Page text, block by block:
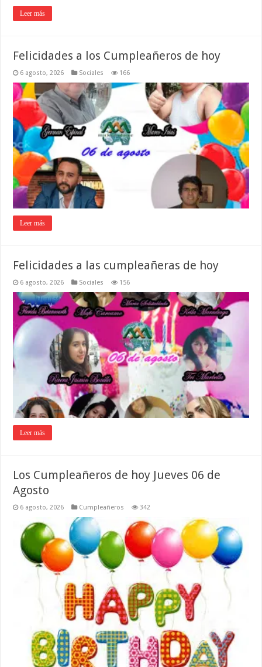
Leer más
Felicidades a los Cumpleañeros de hoy
6 agosto, 2026 Sociales 166
Leer más
Felicidades a las cumpleañeras de hoy
6 agosto, 2026 Sociales 156
Leer más
Los Cumpleañeros de hoy Jueves 06 de
Agosto
6 agosto, 2026 Cumpleañeros 342